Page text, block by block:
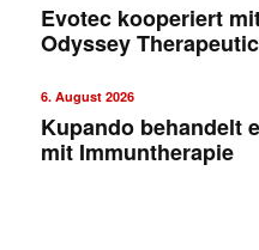
Evotec kooperiert
Odyssey
6. August 2026
Kupando behandelt
mit Immuntherapie